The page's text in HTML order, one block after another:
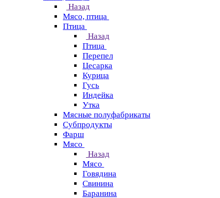
Назад
Мясо, птица
Птица
Назад
Птица
Перепел
Цесарка
Курица
Гусь
Индейка
Утка
Мясные полуфабрикаты
Субпродукты
Фарш
Мясо
Назад
Мясо
Говядина
Свинина
Баранина